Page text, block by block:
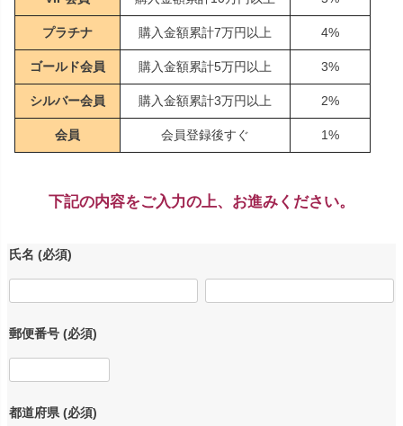
プラチナ 購入金額累計7万円以上 4%
ゴールド会員 購入金額累計5万円以上 3%
シルバー会員 購入金額累計3万円以上 2%
会員 会員登録後すぐ 1%
下記の内容をご入力の上、お進みください。
氏名 (必須)
郵便番号 (必須)
都道府県(必須)